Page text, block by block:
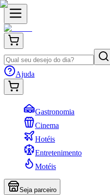
Ajuda
Gastronomia
Cinema
Hotéis
Entretenimento
Motéis
Seja parceiro